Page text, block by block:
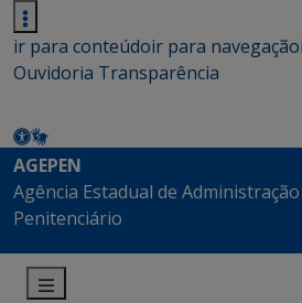
ir para conteúdoir para navegação
Ouvidoria Transparência
AGEPEN
Agência Estadual de
Penitenciário